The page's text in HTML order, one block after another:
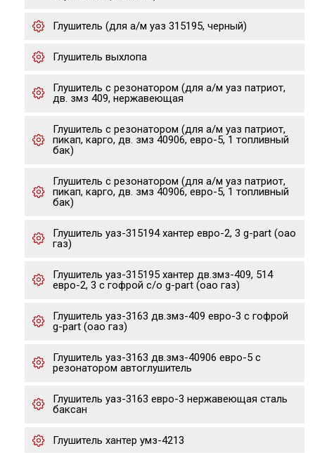
Глушитель (для а/м уаз 315195, черный)
Глушитель выхлопа
Глушитель с резонатором (для а/м уаз патриот,
дв. змз 409, нержавеющая
Глушитель с резонатором (для а/м уаз патриот,
пикап, карго, дв. змз 40906, евро-5, 1 топливный
бак)
Глушитель с резонатором (для а/м уаз патриот,
пикап, карго, дв. змз 40906, евро-5, 1 топливный
бак)
Глушитель уаз-315194 хантер евро-2, 3 g-part (оао
газ)
Глушитель уаз-315195 хантер дв.змз-409, 514
евро-2, 3 с гофрой с/о g-part (оао газ)
Глушитель уаз-3163 дв.змз-409 евро-3 с гофрой
g-part (оао газ)
Глушитель уаз-3163 дв.змз-40906 евро-5 с
резонатором автоглушитель
Глушитель уаз-3163 евро-3 нержавеющая сталь
баксан
Глушитель хантер умз-4213